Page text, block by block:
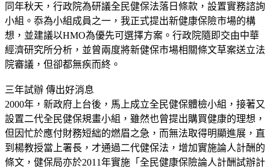
同年秋天，行政院為研議全民健保法落日條款，設置實務諮詢
小組。忝為小組成員之一，我正式提出新健康保險市場的構
想，並建議以HMO為優先可選擇方案。行政院隨即交由中華
經濟研究所分析，並曾兩度將新健保市場相關條文草案送立法
院審議，但卻都無疾而終。
三年試辦 傳出好消息
2000年，新政府上台後，馬上成立全民健保體檢小組，接著又
設置二代全民健保規畫小組，雖然也曾提出購買健康的理想，
但因忙於應付財務短絀的燃眉之急，而無法取得明顯進展，直
到楊教授當上署長，才通過二代健保法，增加實施論人計酬的
條文，健保局亦於2011年實施「全民健康保險論人計酬試辦計